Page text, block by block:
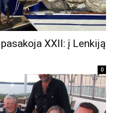
XXII: į Lenkiją
0